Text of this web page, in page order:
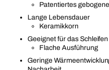
Patentiertes
Lange Lebensdauer
Keramikkorn
Geeignet für das
Flache Ausführung
Geringe